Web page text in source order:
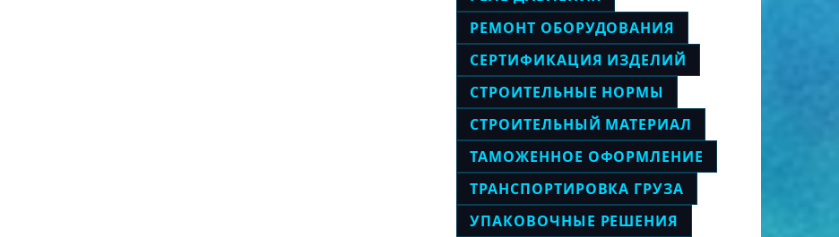
РЕМОНТ ОБОРУДОВАНИЯ
СЕРТИФИКАЦИЯ ИЗДЕЛИЙ
СТРОИТЕЛЬНЫЕ НОРМЫ
СТРОИТЕЛЬНЫЙ МАТЕРИАЛ
ТАМОЖЕННОЕ ОФОРМЛЕНИЕ
ТРАНСПОРТИРОВКА ГРУЗА
УПАКОВОЧНЫЕ РЕШЕНИЯ